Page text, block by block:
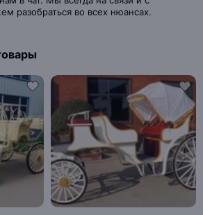
разобраться во всех нюансах.